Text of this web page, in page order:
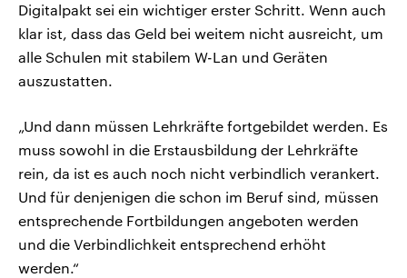
Digitalpakt sei ein wichtiger erster Schritt. Wenn auch
klar ist, dass das Geld bei weitem nicht ausreicht, um
alle Schulen mit stabilem W-Lan und Geräten
auszustatten.
„Und dann müssen Lehrkräfte fortgebildet werden. Es
muss sowohl in die Erstausbildung der Lehrkräfte
rein, da ist es auch noch nicht verbindlich verankert.
Und für denjenigen die schon im Beruf sind, müssen
entsprechende Fortbildungen angeboten werden
und die Verbindlichkeit entsprechend erhöht
werden.“